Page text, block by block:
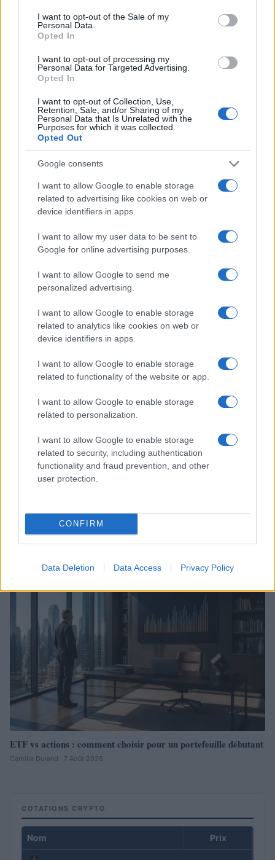
consent section.
I want to opt-out of the Sale of my
Personal Data.
Opted In
I want to opt-out of processing my
Personal Data for Targeted Advertising.
Opted In
I want to opt-out of Collection, Use,
Retention, Sale, and/or Sharing of my
Personal Data that Is Unrelated with the
Purposes for which it was collected.
Opted Out
Google consents
I want to allow Google to enable storage
related to advertising like cookies on web or
device identifiers in apps.
I want to allow my user data to be sent to
Google for online advertising purposes.
I want to allow Google to send me
personalized advertising.
I want to allow Google to enable storage
related to analytics like cookies on web or
device identifiers in apps.
I want to allow Google to enable storage
related to functionality of the website or app.
I want to allow Google to enable storage
related to personalization.
I want to allow Google to enable storage
related to security, including authentication
functionality and fraud prevention, and other
user protection.
CONFIRM
Data Deletion Data Access Privacy Policy
Continuez la lecture
Méthode simple d’allocation multi-actifs pour débutants
Juliette Bernard · 7 Août 2026
INVESTISSEMENTS
Rendement locatif : guide chiffré pour un calcul précis
Juliette Bernard · 7 Août 2026
INVESTISSEMENTS
ETF vs actions : comment choisir pour un portefeuille débutant
Camille Durand · 7 Août 2026
COTATIONS CRYPTO
Nom Prix